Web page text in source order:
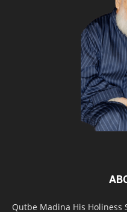
Qutbe Madina His Holiness